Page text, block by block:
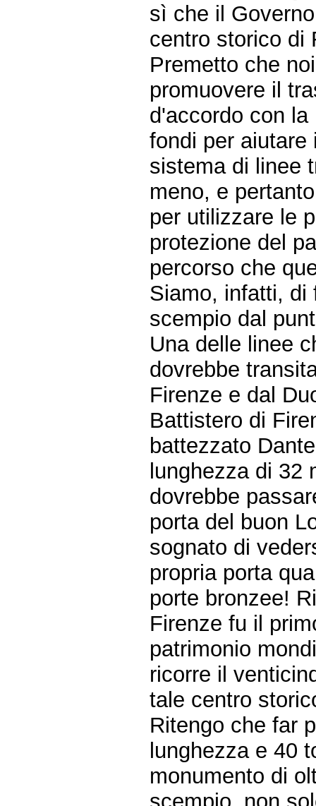
sì che il
centro storico di
Premetto che
promuovere il
d'accordo con
fondi per aiutare
sistema di linee
meno, e
per utilizzare le
protezione del
percorso che
Siamo, infatti, di
scempio dal
Una delle linee
dovrebbe
Firenze e dal
Battistero di
battezzato
lunghezza di 32
dovrebbe
porta del buon
sognato di
propria porta
porte bronzee!
Firenze fu il
patrimonio
ricorre il
tale centro
Ritengo che far
lunghezza e 40
monumento di